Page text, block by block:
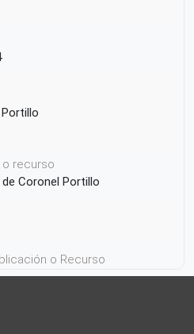
recurso
Coronel Portillo
o Recurso